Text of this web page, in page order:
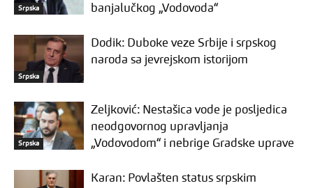
Srpska
banjalučkog „Vodovoda“
Srpska
Dodik: Duboke veze Srbije i srpskog
naroda sa jevrejskom istorijom
Srpska
Zeljković: Nestašica vode je posljedica
neodgovornog upravljanja
„Vodovodom“ i nebrige Gradske uprave
Karan: Povlašten status srpskim